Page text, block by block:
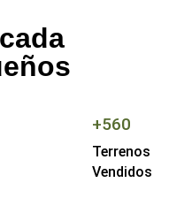
+560
Terrenos
Vendidos